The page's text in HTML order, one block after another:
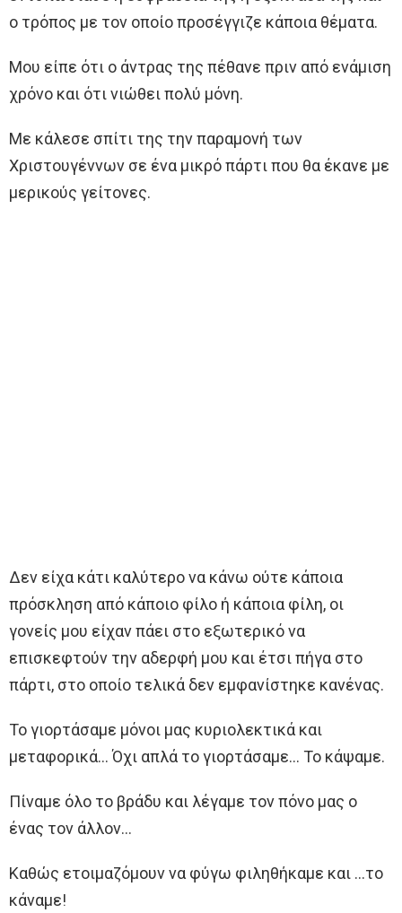
ο τρόπος με τον οποίο προσέγγιζε κάποια θέματα.
Μου είπε ότι ο άντρας της πέθανε πριν από ενάμιση
χρόνο και ότι νιώθει πολύ μόνη.
Με κάλεσε σπίτι της την παραμονή των
Χριστουγέννων σε ένα μικρό πάρτι που θα έκανε με
μερικούς γείτονες.
Δεν είχα κάτι καλύτερο να κάνω ούτε κάποια
πρόσκληση από κάποιο φίλο ή κάποια φίλη, οι
γονείς μου είχαν πάει στο εξωτερικό να
επισκεφτούν την αδερφή μου και έτσι πήγα στο
πάρτι, στο οποίο τελικά δεν εμφανίστηκε κανένας.
Το γιορτάσαμε μόνοι μας κυριολεκτικά και
μεταφορικά… Όχι απλά το γιορτάσαμε… Το κάψαμε.
Πίναμε όλο το βράδυ και λέγαμε τον πόνο μας ο
ένας τον άλλον…
Καθώς ετοιμαζόμουν να φύγω φιληθήκαμε και …το
κάναμε!